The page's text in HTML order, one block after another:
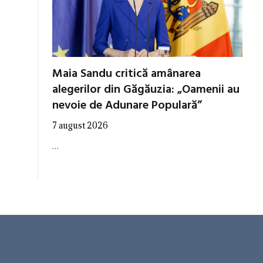
Maia Sandu critică amânarea
alegerilor din Găgăuzia: „Oamenii au
nevoie de Adunare Populară”
7 august 2026
…